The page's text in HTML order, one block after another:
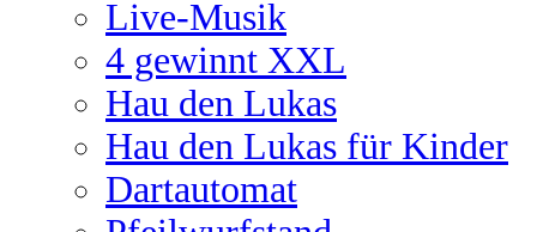
Live-Musik
4 gewinnt XXL
Hau den Lukas
Hau den Lukas für Kinder
Dartautomat